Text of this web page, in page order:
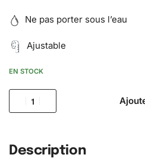
Ne pas porter sous l’eau
Ajustable
EN STOCK
Description